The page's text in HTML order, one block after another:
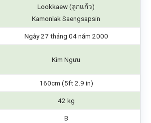
Lookkaew (ลูกแก้ว)
Kamonlak Saengsapsin
Ngày 27 tháng 04 năm 2000
Kim Ngưu
160cm (5ft 2.9 in)
42 kg
B